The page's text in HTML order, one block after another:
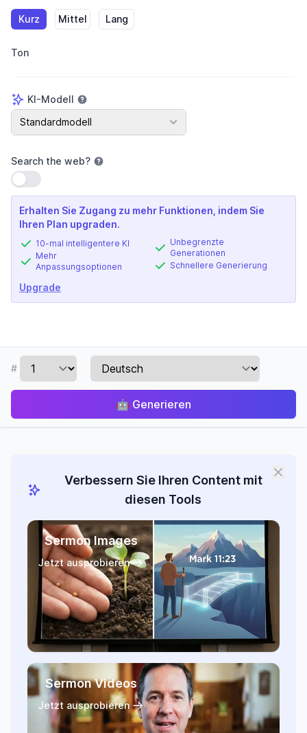
Kurz Mittel Lang
Ton
KI-Modell
KI-Modell
Standardmodell
Search the web?
Einstellung verwenden
Erhalten Sie Zugang zu mehr Funktionen, indem Sie
Ihren Plan upgraden.
10-mal intelligentere KI
Mehr
Anpassungsoptionen
Unbegrenzte
Generationen
Schnellere Generierung
Upgrade
#
🤖 Generieren
Verbessern Sie Ihren Content mit
diesen Tools
Sermon Images
Jetzt ausprobieren
Sermon Videos
Jetzt ausprobieren